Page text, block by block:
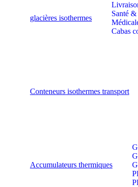
glacières isothermes
Santé
Cabas
Conteneurs isothermes transport
Accumulateurs thermiques